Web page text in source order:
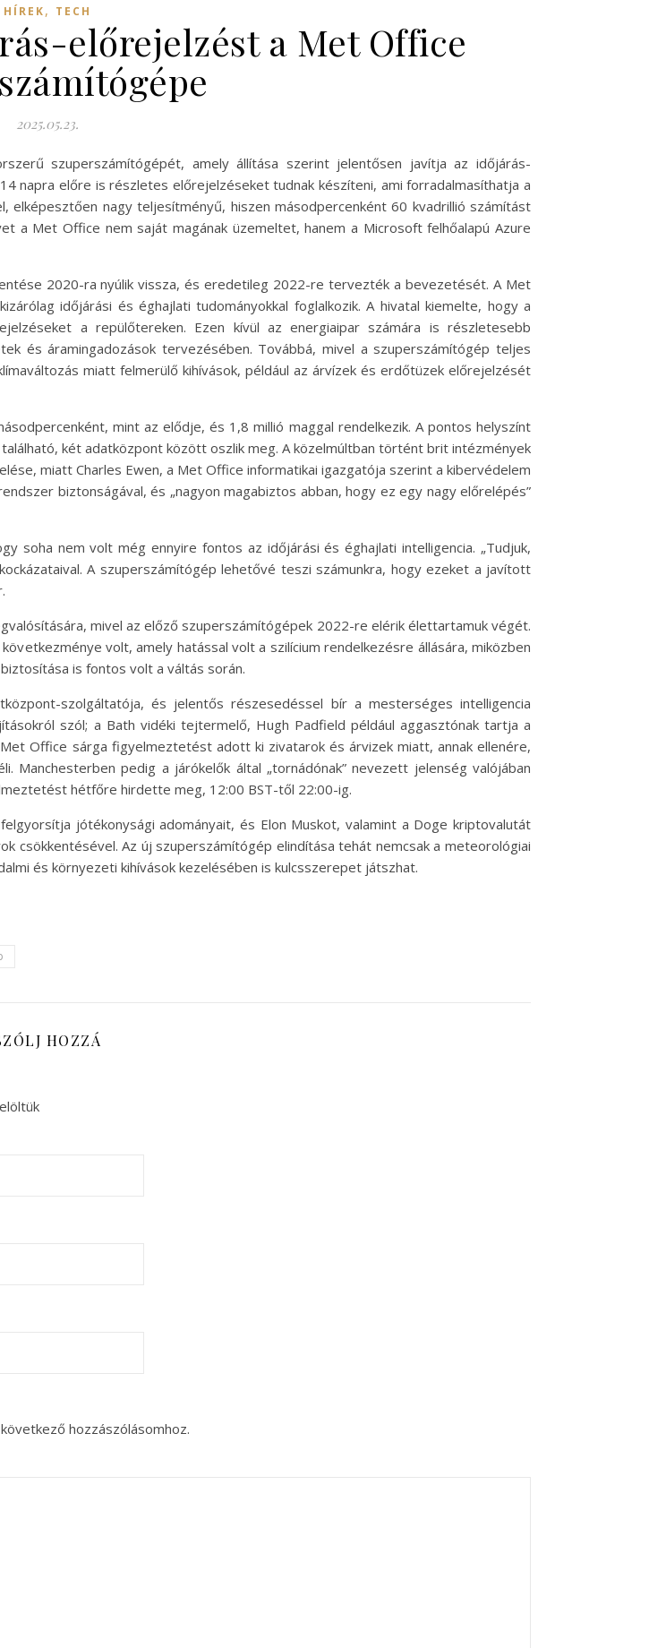
HÍREK, TECH
előrejelzést a Met Office
2025.05.23.
szuperszámítógépét, amely állítása szerint jelentősen javítja az időjárás-
napra előre is részletes előrejelzéseket tudnak készíteni, ami forradalmasíthatja a
nagy teljesítményű, hiszen másodpercenként 60 kvadrillió számítást
a Met Office nem saját magának üzemeltet, hanem a Microsoft felhőalapú Azure
2020-ra nyúlik vissza, és eredetileg 2022-re tervezték a bevezetését. A Met
időjárási és éghajlati tudományokkal foglalkozik. A hivatal kiemelte, hogy a
a repülőtereken. Ezen kívül az energiaipar számára is részletesebb
és áramingadozások tervezésében. Továbbá, mivel a szuperszámítógép teljes
miatt felmerülő kihívások, például az árvízek és erdőtüzek előrejelzését
mint az elődje, és 1,8 millió maggal rendelkezik. A pontos helyszínt
két adatközpont között oszlik meg. A közelmúltban történt brit intézmények
miatt Charles Ewen, a Met Office informatikai igazgatója szerint a kibervédelem
biztonságával, és „nagyon magabiztos abban, hogy ez egy nagy előrelépés”
soha nem volt még ennyire fontos az időjárási és éghajlati intelligencia. „Tudjuk,
A szuperszámítógép lehetővé teszi számunkra, hogy ezeket a javított
mivel az előző szuperszámítógépek 2022-re elérik élettartamuk végét.
volt, amely hatással volt a szilícium rendelkezésre állására, miközben
is fontos volt a váltás során.
szolgáltatója, és jelentős részesedéssel bír a mesterséges intelligencia
szól; a Bath vidéki tejtermelő, Hugh Padfield például aggasztónak tartja a
Office sárga figyelmeztetést adott ki zivatarok és árvizek miatt, annak ellenére,
pedig a járókelők által „tornádónak” nevezett jelenség valójában
hétfőre hirdette meg, 12:00 BST-től 22:00-ig.
jótékonysági adományait, és Elon Muskot, valamint a Doge kriptovalutát
csökkentésével. Az új szuperszámítógép elindítása tehát nemcsak a meteorológiai
és környezeti kihívások kezelésében is kulcsszerepet játszhat.
HOZZÁ
hozzászólásomhoz.